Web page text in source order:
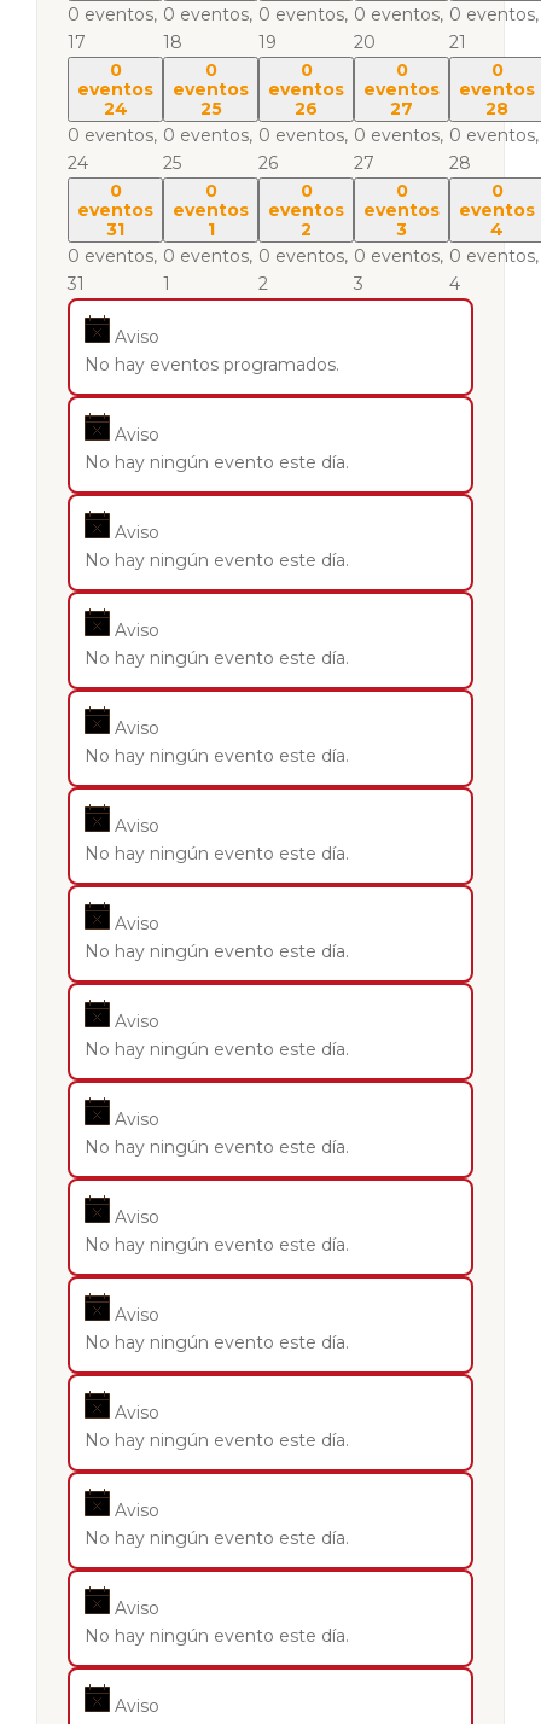
0 eventos,
17
0 eventos,
18
0 eventos,
19
0 eventos,
20
0 eventos,
21
0
eventos
24
0 eventos,
24
0
eventos
25
0 eventos,
25
0
eventos
26
0 eventos,
26
0
eventos
27
0 eventos,
27
0
eventos
28
0 eventos,
28
0
eventos
31
0 eventos,
31
0
eventos
1
0 eventos,
1
0
eventos
2
0 eventos,
2
0
eventos
3
0 eventos,
3
0
eventos
4
0 eventos,
4
Aviso
No hay eventos programados.
Aviso
No hay ningún evento este día.
Aviso
No hay ningún evento este día.
Aviso
No hay ningún evento este día.
Aviso
No hay ningún evento este día.
Aviso
No hay ningún evento este día.
Aviso
No hay ningún evento este día.
Aviso
No hay ningún evento este día.
Aviso
No hay ningún evento este día.
Aviso
No hay ningún evento este día.
Aviso
No hay ningún evento este día.
Aviso
No hay ningún evento este día.
Aviso
No hay ningún evento este día.
Aviso
No hay ningún evento este día.
Aviso